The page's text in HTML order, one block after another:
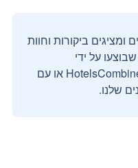
ומציגים ביקורות וחוות
על ידי
משתמשים אמיתיים דרך HotelsCombined או עם
שלנו.